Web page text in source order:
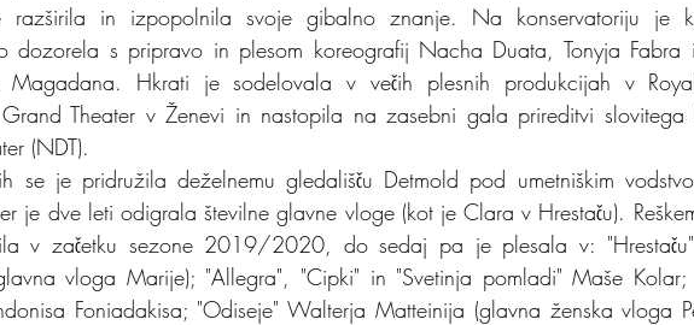
razširila in izpopolnila svoje gibalno znanje. Na konservatoriju je
dozorela s pripravo in plesom koreografij Nacha Duata, Tonyja Fabra
Magadana. Hkrati je sodelovala v večih plesnih produkcijah v
Grand Theater v Ženevi in nastopila na zasebni gala prireditvi slovitega
(NDT).
se je pridružila deželnemu gledališču Detmold pod umetniškim
je dve leti odigrala številne glavne vloge (kot je Clara v Hrestaču).
v začetku sezone 2019/2020, do sedaj pa je plesala v:
vloga Marije); "Allegra", "Cipki" in "Svetinja pomladi" Maše Kolar;
Foniadakisa; "Odiseje" Walterja Matteinija (glavna ženska vloga